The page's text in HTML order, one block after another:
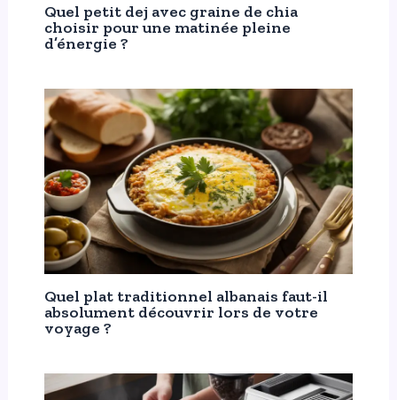
Quel petit dej avec graine de chia
choisir pour une matinée pleine
d’énergie ?
Quel plat traditionnel albanais faut-il
absolument découvrir lors de votre
voyage ?